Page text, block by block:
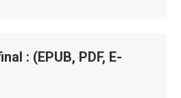
: (EPUB, PDF, E-